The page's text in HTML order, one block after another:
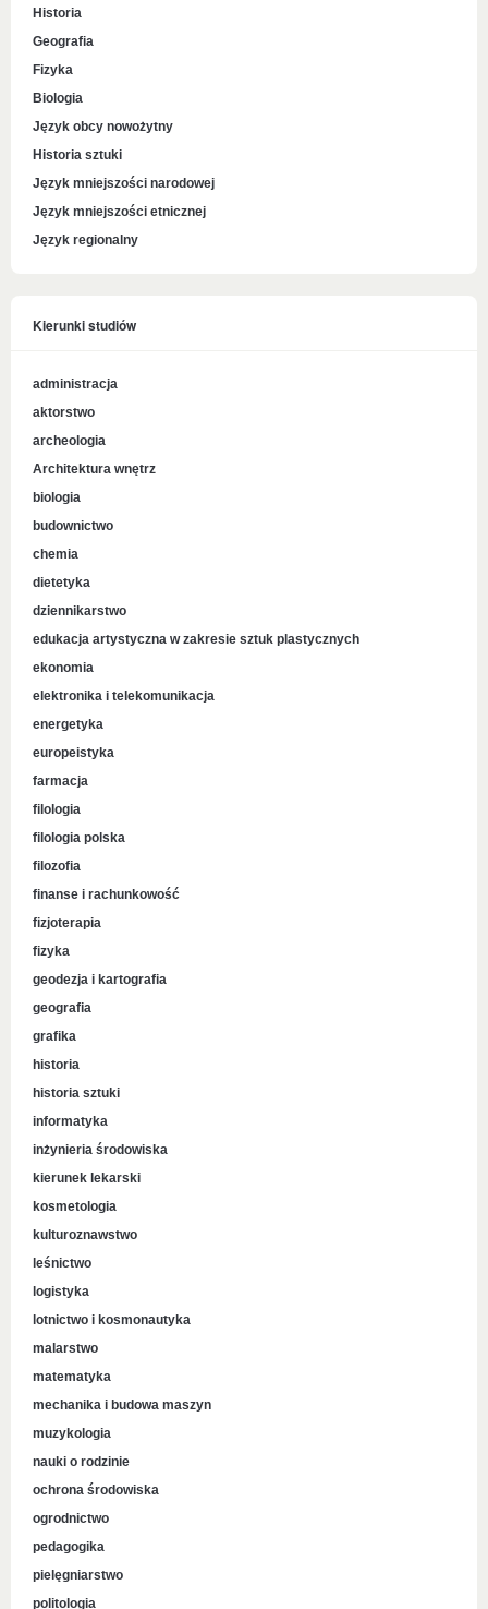
Historia
Geografia
Fizyka
Biologia
Język obcy nowożytny
Historia sztuki
Język mniejszości narodowej
Język mniejszości etnicznej
Język regionalny
Kierunki studiów
administracja
aktorstwo
archeologia
Architektura wnętrz
biologia
budownictwo
chemia
dietetyka
dziennikarstwo
edukacja artystyczna w zakresie sztuk plastycznych
ekonomia
elektronika i telekomunikacja
energetyka
europeistyka
farmacja
filologia
filologia polska
filozofia
finanse i rachunkowość
fizjoterapia
fizyka
geodezja i kartografia
geografia
grafika
historia
historia sztuki
informatyka
inżynieria środowiska
kierunek lekarski
kosmetologia
kulturoznawstwo
leśnictwo
logistyka
lotnictwo i kosmonautyka
malarstwo
matematyka
mechanika i budowa maszyn
muzykologia
nauki o rodzinie
ochrona środowiska
ogrodnictwo
pedagogika
pielęgniarstwo
politologia